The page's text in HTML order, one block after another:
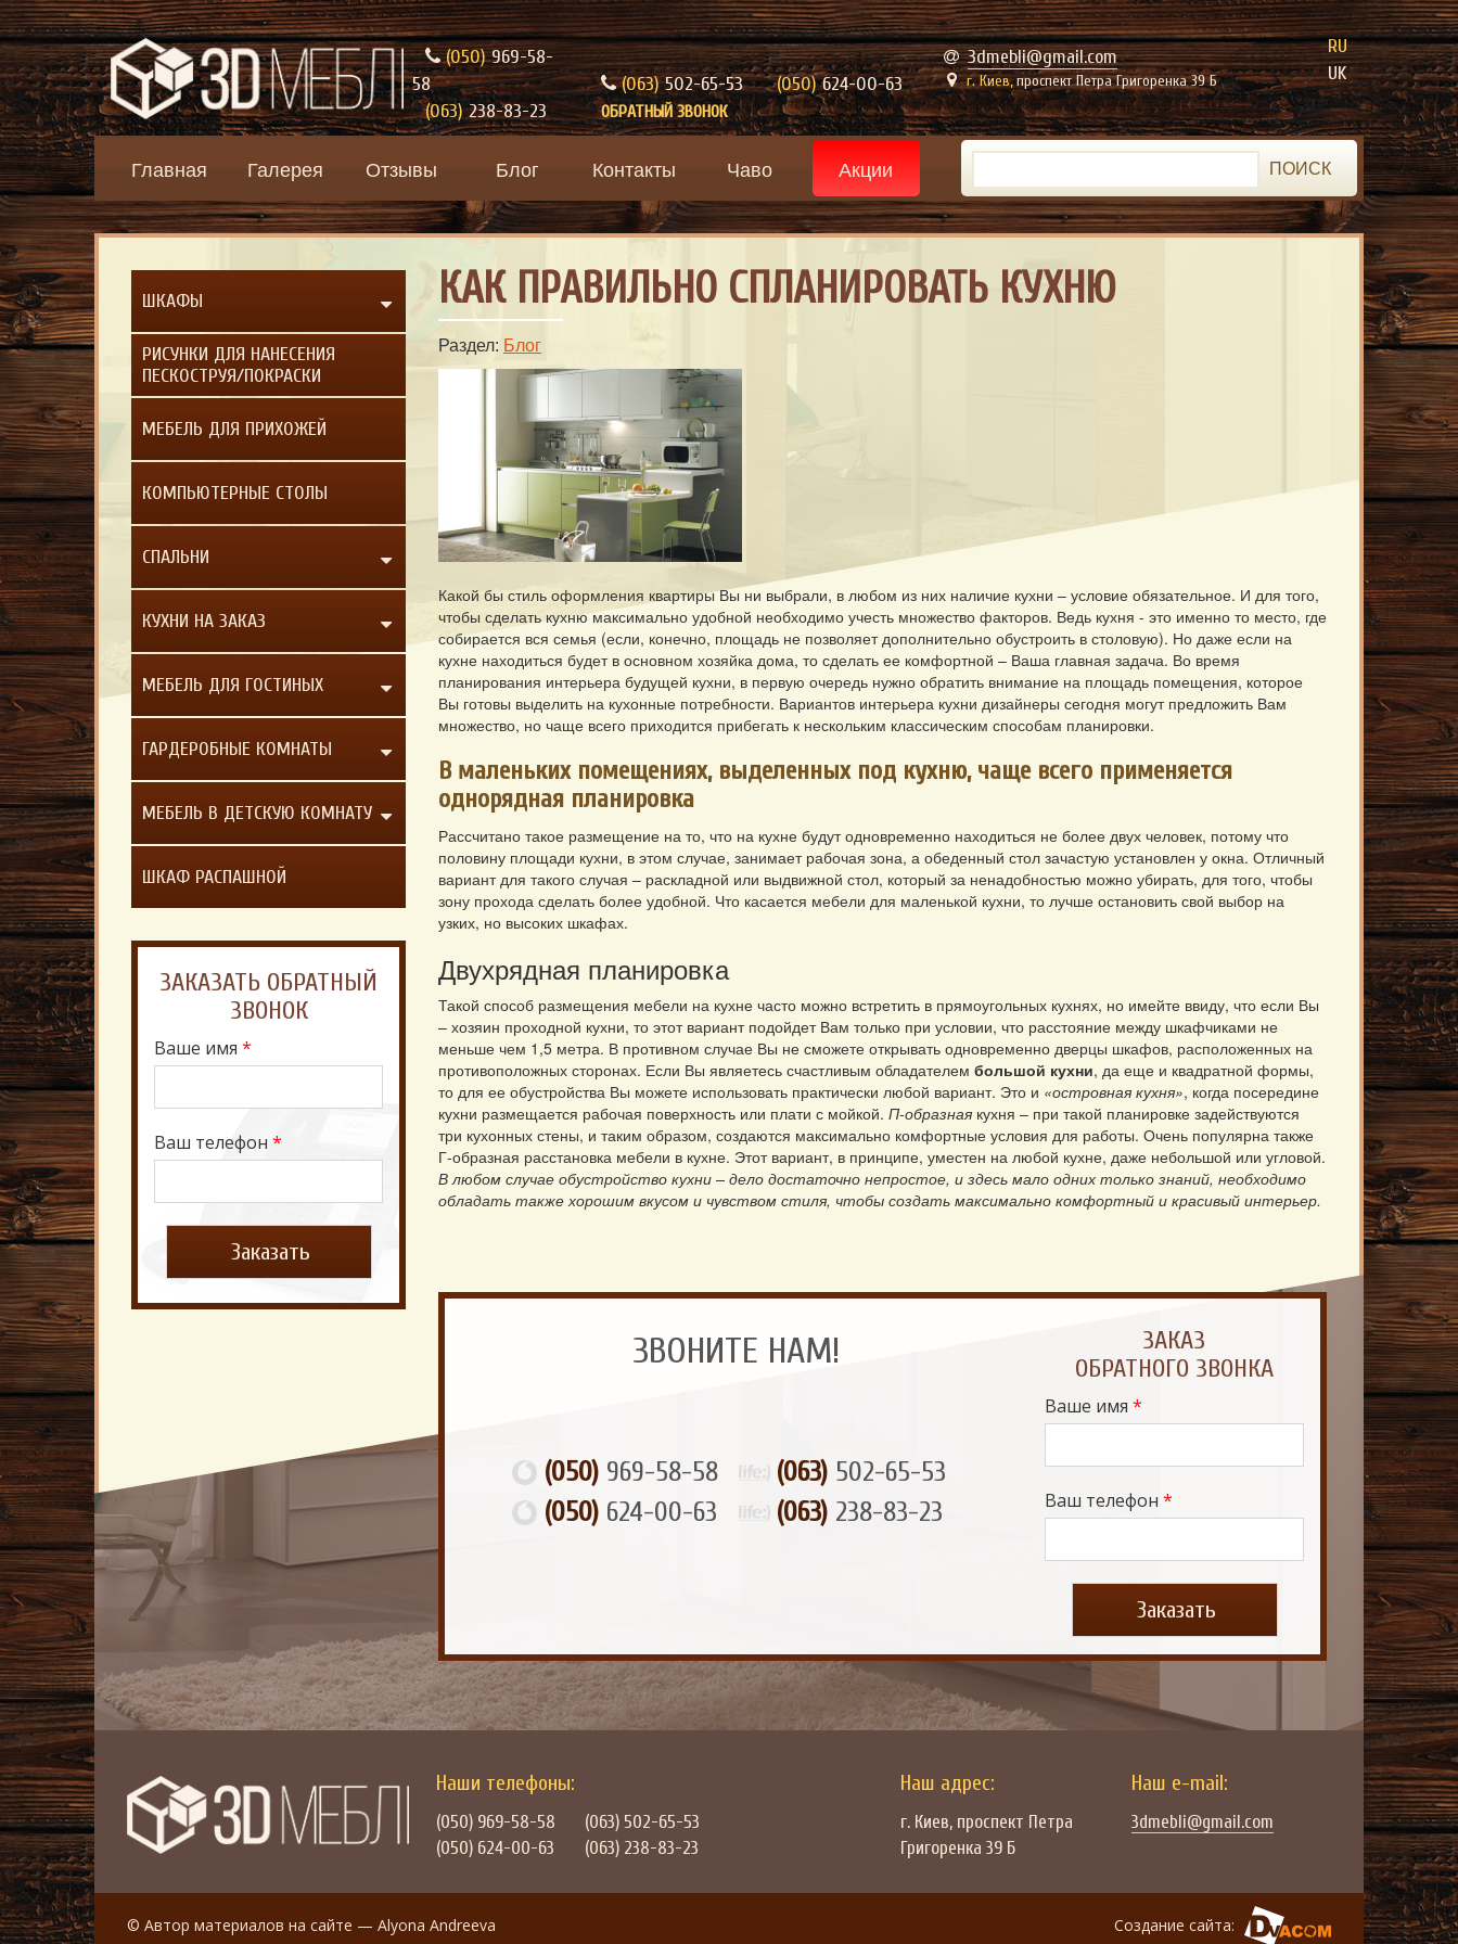
(050)969-58-
58
(063)502-65-53 (050)624-00-63
(063)238-83-23 ОБРАТНЫЙ ЗВОНОК
3dmebli@gmail.com
г. Киев,проспект Петра Григоренка 39 Б
RU
UK
Главная Галерея Отзывы Блог Контакты Чаво Акции ПОИСК
ШКАФЫ
РИСУНКИ ДЛЯ НАНЕСЕНИЯ
ПЕСКОСТРУЯ/ПОКРАСКИ
МЕБЕЛЬ ДЛЯ ПРИХОЖЕЙ
КОМПЬЮТЕРНЫЕ СТОЛЫ
СПАЛЬНИ
КУХНИ НА ЗАКАЗ
МЕБЕЛЬ ДЛЯ ГОСТИНЫХ
ГАРДЕРОБНЫЕ КОМНАТЫ
МЕБЕЛЬ В ДЕТСКУЮ КОМНАТУ
ШКАФ РАСПАШНОЙ
ЗАКАЗАТЬ ОБРАТНЫЙ
ЗВОНОК
Ваше имя *
Ваш телефон *
КАК ПРАВИЛЬНО СПЛАНИРОВАТЬ КУХНЮ
Раздел: Блог
Какой бы стиль оформления квартиры Вы ни выбрали, в любом из них наличие кухни – условие обязательное. И для того,
чтобы сделать кухню максимально удобной необходимо учесть множество факторов. Ведь кухня - это именно то место, где
собирается вся семья (если, конечно, площадь не позволяет дополнительно обустроить в столовую). Но даже если на
кухне находиться будет в основном хозяйка дома, то сделать ее комфортной – Ваша главная задача. Во время
планирования интерьера будущей кухни, в первую очередь нужно обратить внимание на площадь помещения, которое
Вы готовы выделить на кухонные потребности. Вариантов интерьера кухни дизайнеры сегодня могут предложить Вам
множество, но чаще всего приходится прибегать к нескольким классическим способам планировки.
В маленьких помещениях, выделенных под кухню, чаще всего применяется
однорядная планировка
Рассчитано такое размещение на то, что на кухне будут одновременно находиться не более двух человек, потому что
половину площади кухни, в этом случае, занимает рабочая зона, а обеденный стол зачастую установлен у окна. Отличный
вариант для такого случая – раскладной или выдвижной стол, который за ненадобностью можно убирать, для того, чтобы
зону прохода сделать более удобной. Что касается мебели для маленькой кухни, то лучше остановить свой выбор на
узких, но высоких шкафах.
Двухрядная планировка
Такой способ размещения мебели на кухне часто можно встретить в прямоугольных кухнях, но имейте ввиду, что если Вы
– хозяин проходной кухни, то этот вариант подойдет Вам только при условии, что расстояние между шкафчиками не
меньше чем 1,5 метра. В противном случае Вы не сможете открывать одновременно дверцы шкафов, расположенных на
противоположных сторонах. Если Вы являетесь счастливым обладателем большой кухни, да еще и квадратной формы,
то для ее обустройства Вы можете использовать практически любой вариант. Это и «островная кухня», когда посередине
кухни размещается рабочая поверхность или плати с мойкой. П-образная кухня – при такой планировке задействуются
три кухонных стены, и таким образом, создаются максимально комфортные условия для работы. Очень популярна также
Г-образная расстановка мебели в кухне. Этот вариант, в принципе, уместен на любой кухне, даже небольшой или угловой.
В любом случае обустройство кухни – дело достаточно непростое, и здесь мало одних только знаний, необходимо
обладать также хорошим вкусом и чувством стиля, чтобы создать максимально комфортный и красивый интерьер.
ЗВОНИТЕ НАМ!
(050)969-58-58 (063)502-65-53
(050)624-00-63 (063)238-83-23
ЗАКАЗ
ОБРАТНОГО ЗВОНКА
Ваше имя *
Ваш телефон *
Наши телефоны:
(050) 969-58-58
(063) 502-65-53
(050) 624-00-63
(063) 238-83-23
Наш адрес:
г. Киев,проспект Петра
Григоренка 39 Б
Наш e-mail:
3dmebli@gmail.com
© Автор материалов на сайте — Alyona Andreeva Создание сайта: